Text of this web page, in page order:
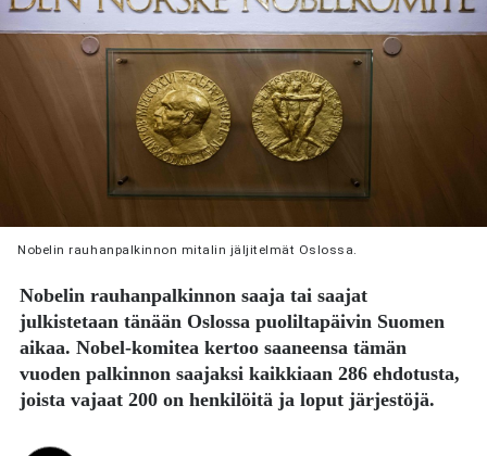
Nobelin rauhanpalkinnon mitalin jäljitelmät Oslossa.
Nobelin rauhanpalkinnon saaja tai saajat
julkistetaan tänään Oslossa puoliltapäivin Suomen
aikaa. Nobel-komitea kertoo saaneensa tämän
vuoden palkinnon saajaksi kaikkiaan 286 ehdotusta,
joista vajaat 200 on henkilöitä ja loput järjestöjä.